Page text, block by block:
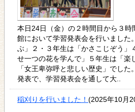
本日24日（金）の２時間目から３時
館において学習発表会を行いました
ぶ」２・３年生は「かさこじぞう」
せ一つの花を学んで」５年生は「楽
「女王卑弥呼と悲しい歴史」でし
発表で、学習発表会を通して大..
稲刈りを行いました！ (2025年10月